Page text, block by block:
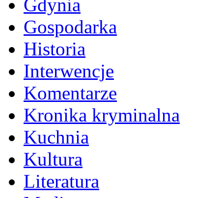
Gdynia
Gospodarka
Historia
Interwencje
Komentarze
Kronika kryminalna
Kuchnia
Kultura
Literatura